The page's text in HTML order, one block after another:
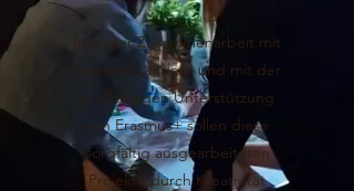
In enger Zusammenarbeit mit
anderen Ländern und mit der
großzügigen Unterstützung
von Erasmus+ sollen diese
sorgfältig ausgearbeiteten
Projekte durch Kreativität